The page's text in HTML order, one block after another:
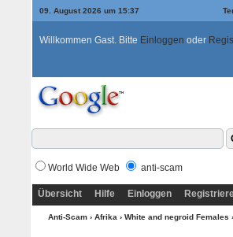
09. August 2026 um 15:37
Willkommen Gast. Bitte Einloggen oder
World Wide Web anti-scam
Übersicht Hilfe Einloggen
Anti-Scam› Afrika › White and negroid Females